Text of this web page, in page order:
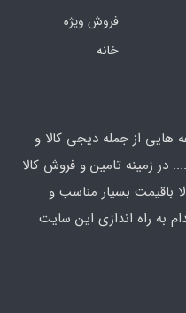
فروش ویژه
خانه
هایی از جمله دیجی کالا و
زمینه تامین و فروش کالا
باقیمت بسیار مناسب و
به راه اندازی این سایت